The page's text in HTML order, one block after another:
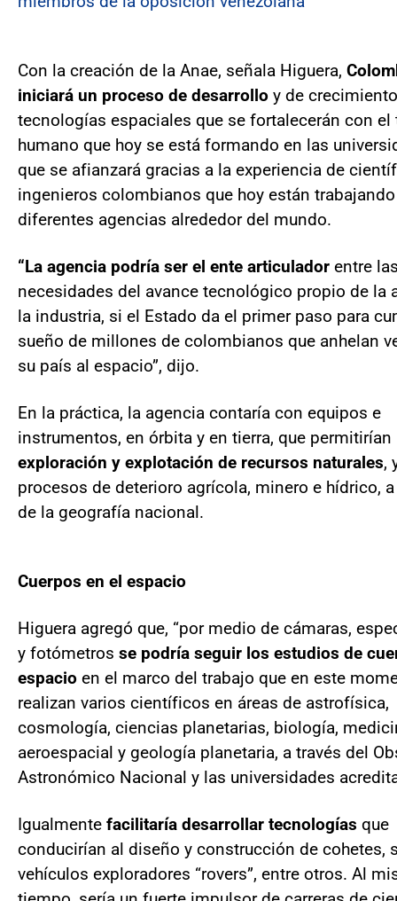
Con la creación de la Anae, señala Higuera,
iniciará un proceso de desarrollo y de
tecnologías espaciales que se fortalecerán con el
humano que hoy se está formando en las
que se afianzará gracias a la experiencia de
ingenieros colombianos que hoy están
diferentes agencias alrededor del mundo.
“La agencia podría ser el ente articulador entre
necesidades del avance tecnológico propio de la
la industria, si el Estado da el primer paso para
sueño de millones de colombianos que anhelan
su país al espacio”, dijo.
En la práctica, la agencia contaría con equipos e
instrumentos, en órbita y en tierra, que permitirían
exploración y explotación de recursos naturales,
procesos de deterioro agrícola, minero e hídrico,
de la geografía nacional.
Cuerpos en el espacio
Higuera agregó que, “por medio de cámaras,
y fotómetros se podría seguir los estudios de
espacio en el marco del trabajo que en este
realizan varios científicos en áreas de astrofísica,
cosmología, ciencias planetarias, biología,
aeroespacial y geología planetaria, a través del
Astronómico Nacional y las universidades
Igualmente facilitaría desarrollar tecnologías que
conducirían al diseño y construcción de cohetes,
vehículos exploradores “rovers”, entre otros. Al